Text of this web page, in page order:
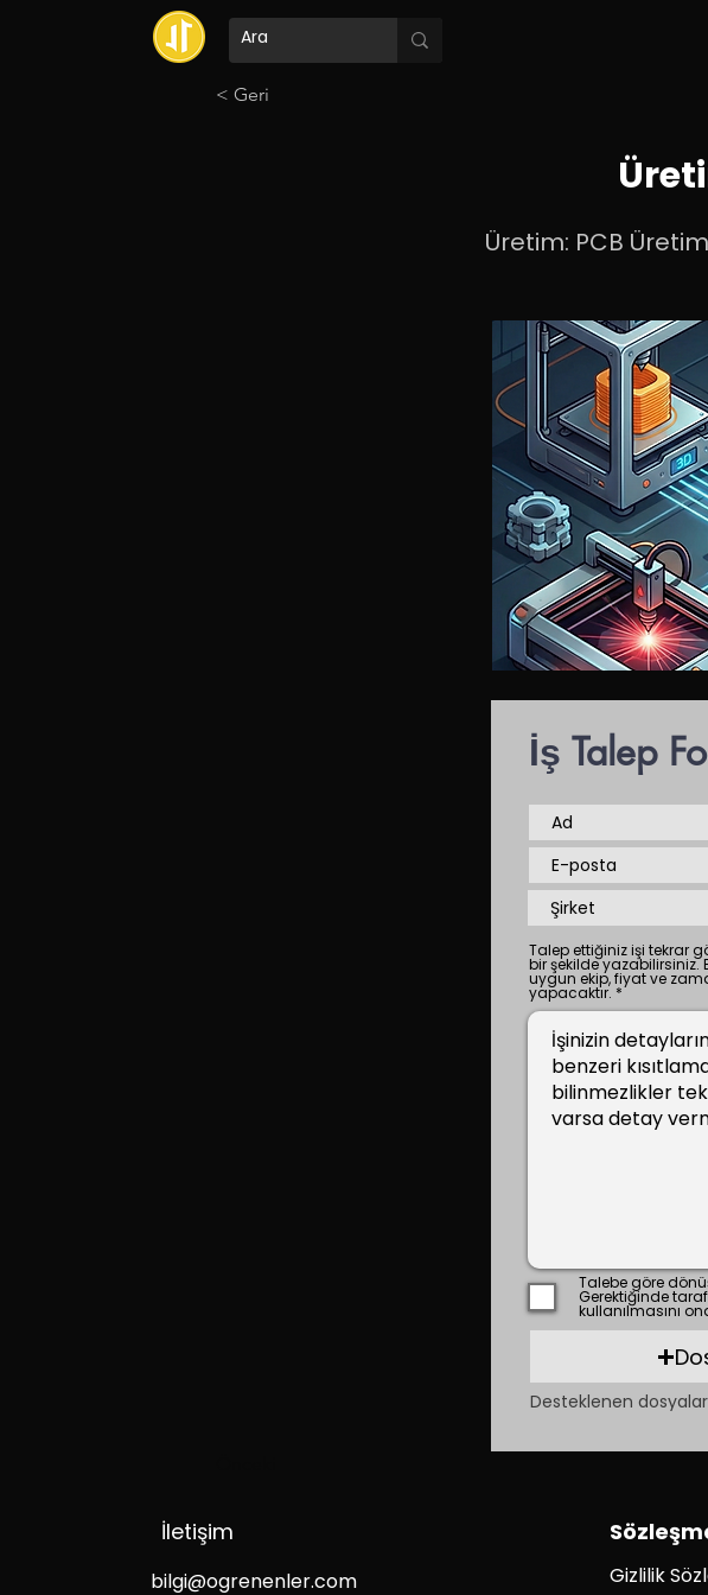
< Geri
Üretim: PCB
İş Talep
Talep ettiğiniz işi tekrar
bir şekilde yazabilirsiniz.
uygun ekip, fiyat ve
yapacaktır.
Talebe göre
Gerektiğinde
kullanılmasını
Desteklenen
İletişim
bilgi@ogrenenler.com Gizlilik